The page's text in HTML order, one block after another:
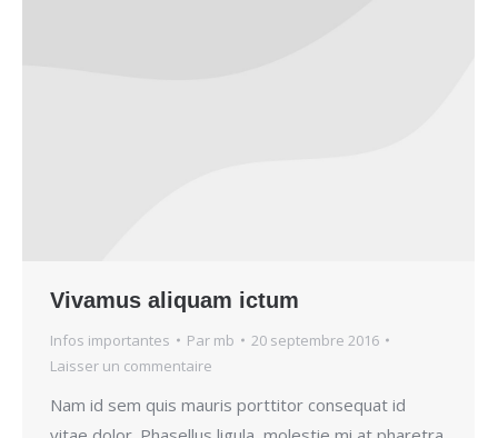
Vivamus aliquam ictum
Infos importantes Par mb
20 septembre 2016
Laisser un commentaire
Nam id sem quis mauris porttitor consequat id